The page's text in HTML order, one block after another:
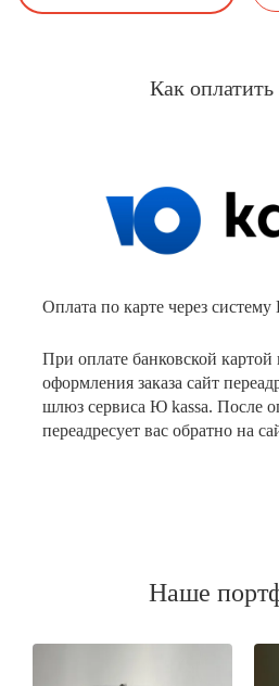
Как оплатить
Оплата по карте через
При оплате банковской картой
оформления заказа сайт
шлюз сервиса Ю kassa. После
переадресует вас обратно на
Наше